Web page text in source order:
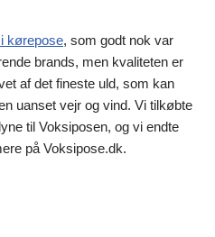
kørepose, som godt nok var
brands, men kvaliteten er
af det fineste uld, som kan
uanset vejr og vind. Vi tilkøbte
til Voksiposen, og vi endte
på Voksipose.dk.